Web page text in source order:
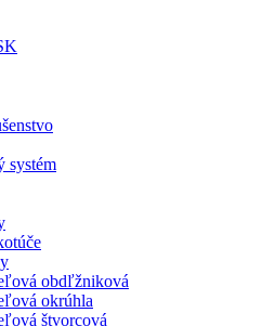
systém
obdľžniková
okrúhla
štvorcová